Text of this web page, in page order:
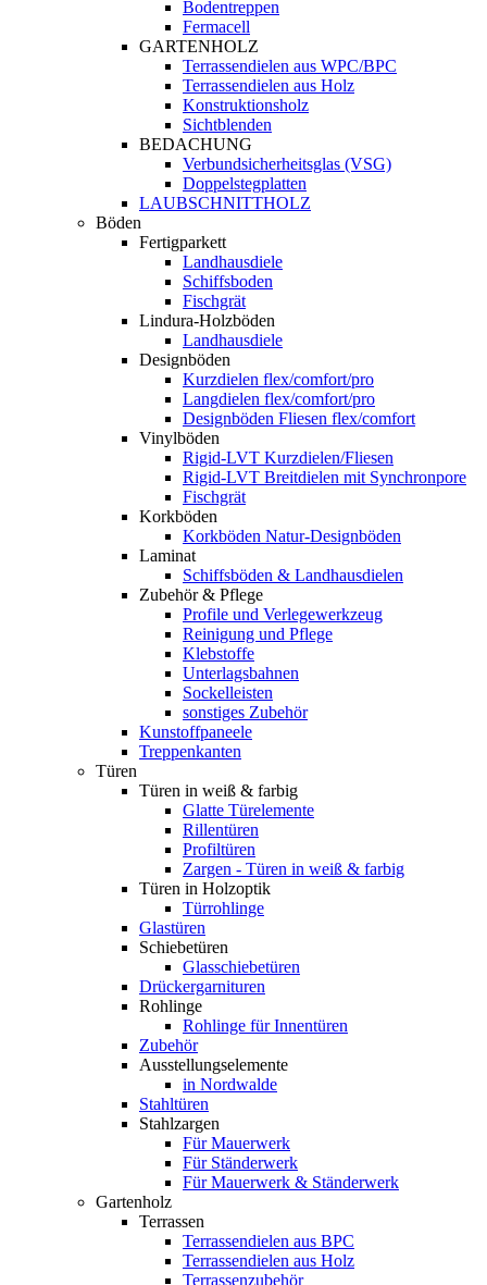
Bodentreppen
Fermacell
GARTENHOLZ
Terrassendielen aus WPC/BPC
Terrassendielen aus Holz
Konstruktionsholz
Sichtblenden
BEDACHUNG
Verbundsicherheitsglas (VSG)
Doppelstegplatten
LAUBSCHNITTHOLZ
Böden
Fertigparkett
Landhausdiele
Schiffsboden
Fischgrät
Lindura-Holzböden
Landhausdiele
Designböden
Kurzdielen flex/comfort/pro
Langdielen flex/comfort/pro
Designböden Fliesen flex/comfort
Vinylböden
Rigid-LVT Kurzdielen/Fliesen
Rigid-LVT Breitdielen mit Synchronpore
Fischgrät
Korkböden
Korkböden Natur-Designböden
Laminat
Schiffsböden & Landhausdielen
Zubehör & Pflege
Profile und Verlegewerkzeug
Reinigung und Pflege
Klebstoffe
Unterlagsbahnen
Sockelleisten
sonstiges Zubehör
Kunstoffpaneele
Treppenkanten
Türen
Türen in weiß & farbig
Glatte Türelemente
Rillentüren
Profiltüren
Zargen - Türen in weiß & farbig
Türen in Holzoptik
Türrohlinge
Glastüren
Schiebetüren
Glasschiebetüren
Drückergarnituren
Rohlinge
Rohlinge für Innentüren
Zubehör
Ausstellungselemente
in Nordwalde
Stahltüren
Stahlzargen
Für Mauerwerk
Für Ständerwerk
Für Mauerwerk & Ständerwerk
Gartenholz
Terrassen
Terrassendielen aus BPC
Terrassendielen aus Holz
Terrassenzubehör